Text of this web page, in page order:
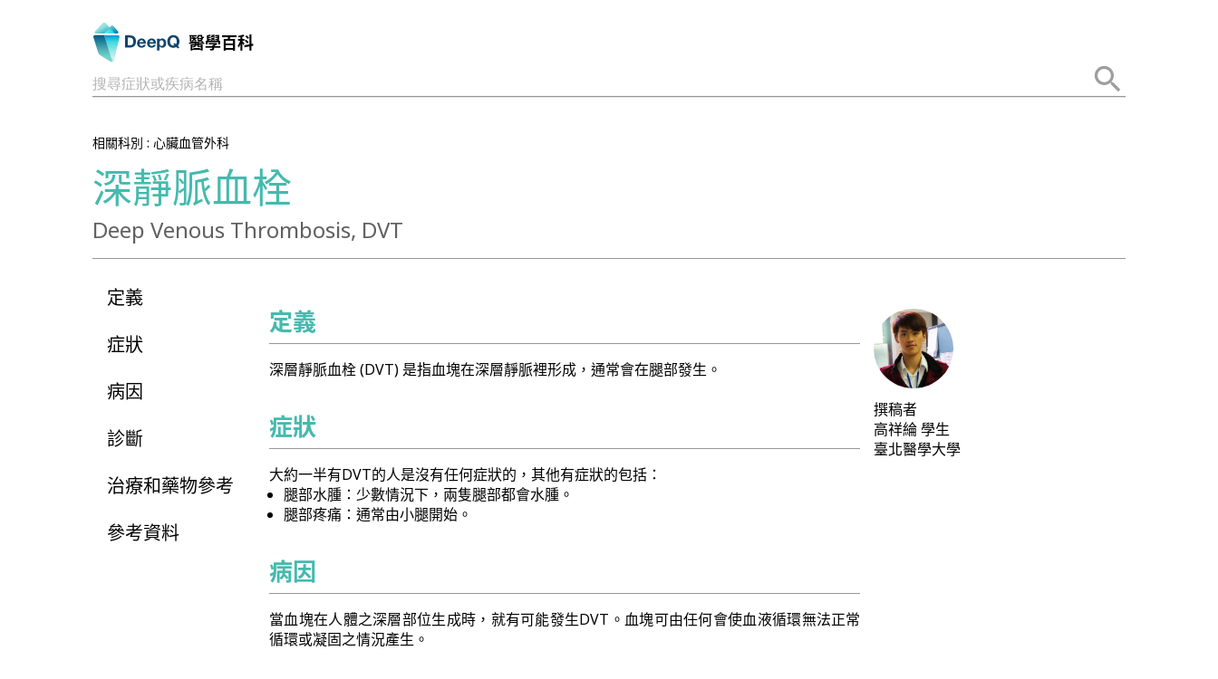
醫學百科
搜尋症狀或疾病名稱
相關科別 : 心臟血管外科
深靜脈血栓
Deep Venous Thrombosis, DVT
定義
症狀
病因
診斷
治療和藥物參考
參考資料
定義
深層靜脈血栓 (DVT) 是指血塊在深層靜脈裡形成，通常會在腿部發生。
症狀
大約一半有DVT的人是沒有任何症狀的，其他有症狀的包括：
腿部水腫：少數情況下，兩隻腿部都會水腫。
腿部疼痛：通常由小腿開始。
病因
當血塊在人體之深層部位生成時，就有可能發生DVT。血塊可由任何會使血液循環無法正常
循環或凝固之情況產生。
撰稿者
高祥綸 學生
臺北醫學大學